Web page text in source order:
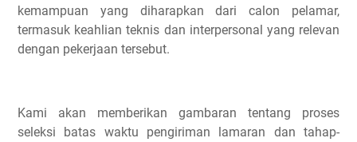
kemampuan yang diharapkan dari calon pelamar,
termasuk keahlian teknis dan interpersonal yang relevan
dengan pekerjaan tersebut.
Kami akan memberikan gambaran tentang proses
seleksi batas waktu pengiriman lamaran dan tahap-